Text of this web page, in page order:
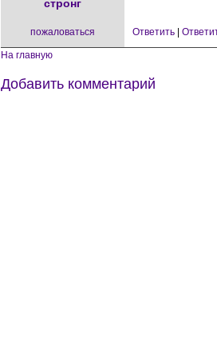
стронг
пожаловаться Ответить
На главную
Добавить комментарий